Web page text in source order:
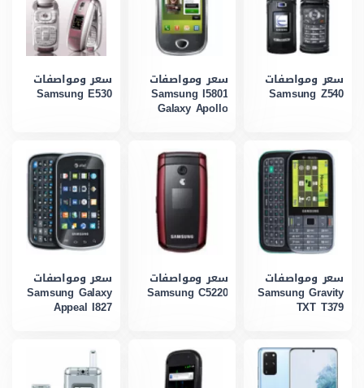
سعر ومواصفات
Samsung Z540
سعر ومواصفات
Samsung I5801
Galaxy Apollo
سعر ومواصفات
Samsung E530
سعر ومواصفات
Samsung Gravity
TXT T379
سعر ومواصفات
Samsung C5220
سعر ومواصفات
Samsung Galaxy
Appeal I827